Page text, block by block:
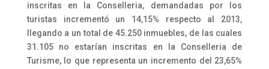
inscritas en la Conselleria, demandadas por los
turistas incrementó un 14,15% respecto al 2013,
llegando a un total de 45.250 inmuebles, de las cuales
31.105 no estarían inscritas en la Conselleria de
Turisme, lo que representa un incremento del 23,65%